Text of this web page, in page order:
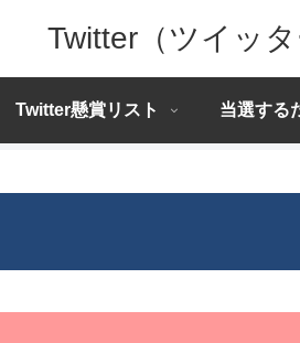
Twitter（ツイッ
Twitter懸賞リスト 当選する